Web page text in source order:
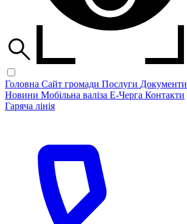
Головна Сайт громади Послуги Документи
Новини Мобільна валіза Е-Черга Контакти
Гаряча лінія